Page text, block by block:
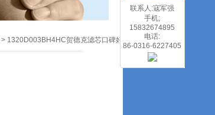
> 1320D003BH4HC贺德克滤芯口碑好
联系人:寇军强
手机;
15832674895
电话:
86-0316-6227405